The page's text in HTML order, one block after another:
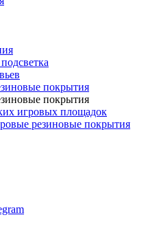
покрытия
покрытия
игровых площадок
резиновые покрытия